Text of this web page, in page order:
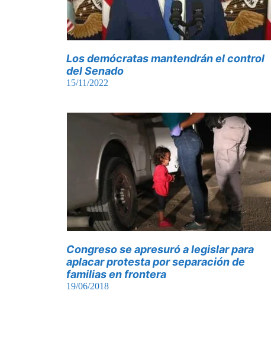
Los demócratas mantendrán el control
del Senado
15/11/2022
Congreso se apresuró a legislar para
aplacar protesta por separación de
familias en frontera
19/06/2018